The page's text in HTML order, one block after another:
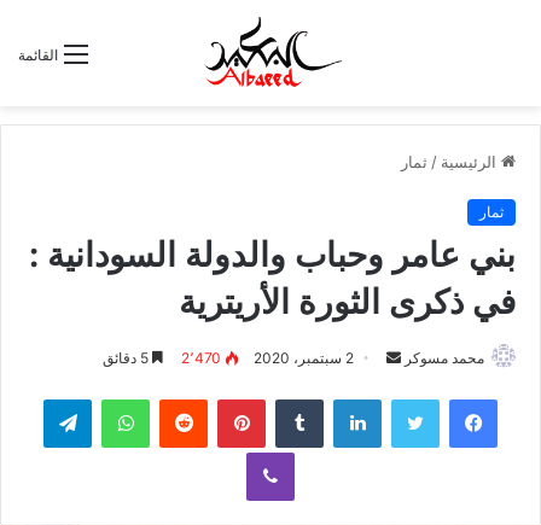
القائمة
الرئيسية / ثمار
ثمار
بني عامر وحباب والدولة السودانية :
في ذكرى الثورة الأريترية
محمد مسوكر
ل
2 سبتمبر، 2020 2٬470
لينكدإن بينتيريست واتساب
ڤايبر